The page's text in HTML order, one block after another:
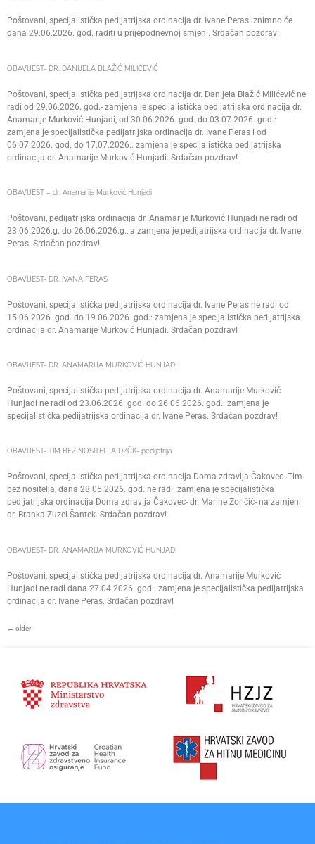
Poštovani, specijalistička pedijatrijska ordinacija dr. Ivane Peras iznimno će
dana 29.06.2026. god. raditi u prijepodnevnoj smjeni. Srdačan pozdrav!
OBAVIJEST- DR. DANIJELA BLAŽIĆ MILIĆEVIĆ
Poštovani, specijalistička pedijatrijska ordinacija dr. Danijela Blažić Milićević ne
radi od 29.06.2026. god.- zamjena je specijalistička pedijatrijska ordinacija dr.
Anamarije Murković Hunjadi, od 30.06.2026. god. do 03.07.2026. god.:
zamjena je specijalistička pedijatrijska ordinacija dr. Ivane Peras i od
06.07.2026. god. do 17.07.2026.: zamjena je specijalistička pedijatrijska
ordinacija dr. Anamarije Murković Hunjadi. Srdačan pozdrav!
OBAVIJEST – dr. Anamarija Murković Hunjadi
Poštovani, pedijatrijska ordinacija dr. Anamarije Murković Hunjadi ne radi od
23.06.2026.g. do 26.06.2026.g., a zamjena je pedijatrijska ordinacija dr. Ivane
Peras. Srdačan pozdrav!
OBAVIJEST- DR. IVANA PERAS
Poštovani, specijalistička pedijatrijska ordinacija dr. Ivane Peras ne radi od
15.06.2026. god. do 19.06.2026. god.: zamjena je specijalistička pedijatrijska
ordinacija dr. Anamarije Murković Hunjadi. Srdačan pozdrav!
OBAVIJEST- DR. ANAMARIJA MURKOVIĆ HUNJADI
Poštovani, specijalistička pedijatrijska ordinacija dr. Anamarije Murković
Hunjadi ne radi od 23.06.2026. god. do 26.06.2026. god.: zamjena je
specijalistička pedijatrijska ordinacija dr. Ivane Peras. Srdačan pozdrav!
OBAVIJEST- TIM BEZ NOSITELJA DZČK- pedijatrija
Poštovani, specijalistička pedijatrijska ordinacija Doma zdravlja Čakovec- Tim
bez nositelja, dana 28.05.2026. god. ne radi: zamjena je specijalistička
pedijatrijska ordinacija Doma zdravlja Čakovec- dr. Marine Zoričić- na zamjeni
dr. Branka Zuzel Šantek. Srdačan pozdrav!
OBAVIJEST- DR. ANAMARIJA MURKOVIĆ HUNJADI
Poštovani, specijalistička pedijatrijska ordinacija dr. Anamarije Murković
Hunjadi ne radi dana 27.04.2026. god.: zamjena je specijalistička pedijatrijska
ordinacija dr. Ivane Peras. Srdačan pozdrav!
← older